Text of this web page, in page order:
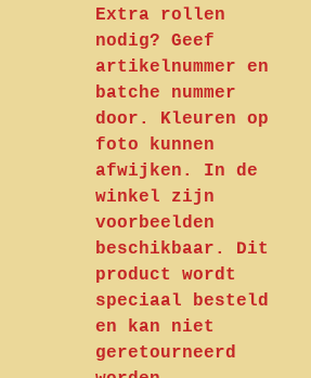
Extra rollen
nodig? Geef
artikelnummer en
batche nummer
door. Kleuren op
foto kunnen
afwijken. In de
winkel zijn
voorbeelden
beschikbaar. Dit
product wordt
speciaal besteld
en kan niet
geretourneerd